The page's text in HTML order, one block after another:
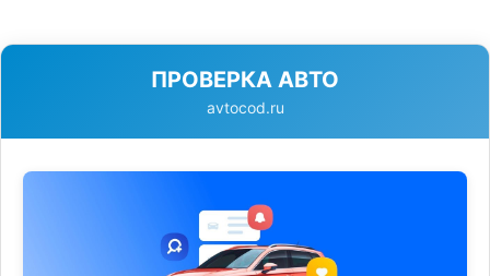
ПРОВЕРКА АВТО
avtocod.ru